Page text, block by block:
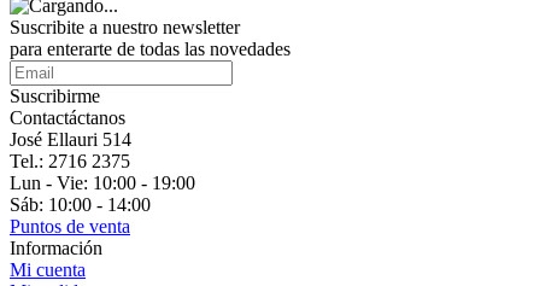
Suscribite a nuestro newsletter
para enterarte de todas las novedades
Suscribirme
Contactáctanos
José Ellauri 514
Tel.: 2716 2375
Lun - Vie: 10:00 - 19:00
Sáb: 10:00 - 14:00
Puntos de venta
Información
Mi cuenta